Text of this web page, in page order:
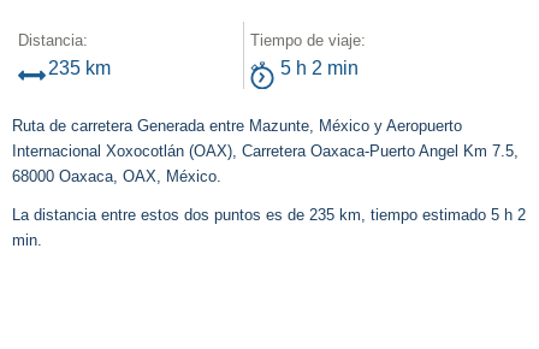
Distancia:
235 km
Tiempo de viaje:
5 h 2 min
Ruta de carretera Generada entre Mazunte, México y Aeropuerto
Internacional Xoxocotlán (OAX), Carretera Oaxaca-Puerto Angel Km 7.5,
68000 Oaxaca, OAX, México.
La distancia entre estos dos puntos es de 235 km, tiempo estimado 5 h 2
min.